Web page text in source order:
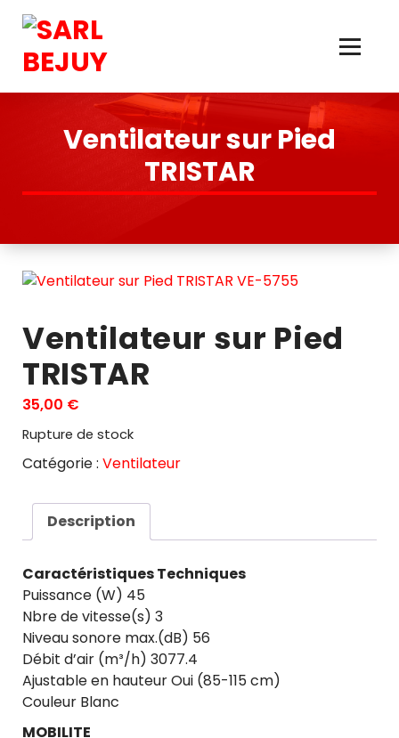
Skip
Content
Ventilateur sur Pied
TRISTAR
Ventilateur sur Pied
TRISTAR
35,00 €
Rupture de stock
Catégorie : Ventilateur
Description
Caractéristiques Techniques
Puissance (W) 45
Nbre de vitesse(s) 3
Niveau sonore max.(dB) 56
Débit d’air (m³/h) 3077.4
Ajustable en hauteur Oui (85-115 cm)
Couleur Blanc
MOBILITE